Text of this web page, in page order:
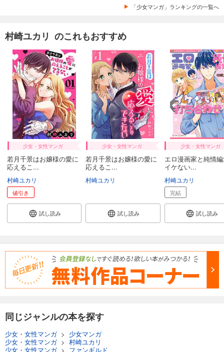
「少女マンガ」ランキングの一覧へ
村崎ユカリ のこれもおすすめ
少女・女性マンガ
若月千景はお嬢様の愛に
応えるこ...
村崎ユカリ
値引き
試し読み
少女・女性マンガ
若月千景はお嬢様の愛に
応えるこ...
村崎ユカリ
試し読み
少女・女性マンガ
エロ漫画家と純情
イケない...
村崎ユカリ
完結
試し読み
同じジャンルの本を探す
少女・女性マンガ> 少女マンガ
少女・女性マンガ> 村崎ユカリ
少女・女性マンガ> ファンギルド